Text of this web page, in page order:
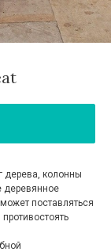
дерева, колонны
деревянное
поставляться